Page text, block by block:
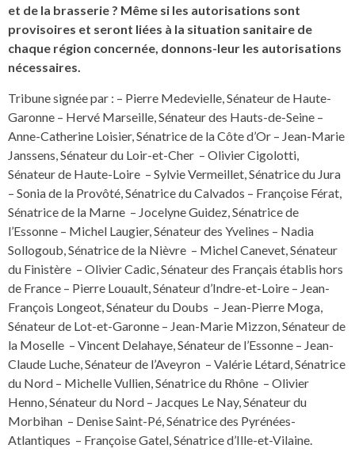
et de la brasserie ? Même si les autorisations sont
provisoires et seront liées à la situation sanitaire de
chaque région concernée, donnons-leur les autorisations
nécessaires.
Tribune signée par : – Pierre Medevielle, Sénateur de Haute-
Garonne – Hervé Marseille, Sénateur des Hauts-de-Seine –
Anne-Catherine Loisier, Sénatrice de la Côte d’Or – Jean-Marie
Janssens, Sénateur du Loir-et-Cher – Olivier Cigolotti,
Sénateur de Haute-Loire – Sylvie Vermeillet, Sénatrice du Jura
– Sonia de la Provôté, Sénatrice du Calvados – Françoise Férat,
Sénatrice de la Marne – Jocelyne Guidez, Sénatrice de
l’Essonne – Michel Laugier, Sénateur des Yvelines – Nadia
Sollogoub, Sénatrice de la Nièvre – Michel Canevet, Sénateur
du Finistère – Olivier Cadic, Sénateur des Français établis hors
de France – Pierre Louault, Sénateur d’Indre-et-Loire – Jean-
François Longeot, Sénateur du Doubs – Jean-Pierre Moga,
Sénateur de Lot-et-Garonne – Jean-Marie Mizzon, Sénateur de
la Moselle – Vincent Delahaye, Sénateur de l’Essonne – Jean-
Claude Luche, Sénateur de l’Aveyron – Valérie Létard, Sénatrice
du Nord – Michelle Vullien, Sénatrice du Rhône – Olivier
Henno, Sénateur du Nord – Jacques Le Nay, Sénateur du
Morbihan – Denise Saint-Pé, Sénatrice des Pyrénées-
Atlantiques – Françoise Gatel, Sénatrice d’Ille-et-Vilaine.